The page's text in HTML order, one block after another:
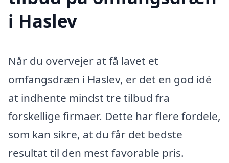
i Haslev
Når du overvejer at få lavet et
omfangsdræn i Haslev, er det en god idé
at indhente mindst tre tilbud fra
forskellige firmaer. Dette har flere fordele,
som kan sikre, at du får det bedste
resultat til den mest favorable pris.